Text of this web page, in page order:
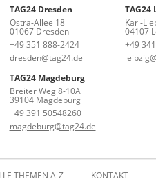
TAG24 Dresden
Ostra-Allee 18
01067 Dresden
+49 351 888-2424
dresden@tag24.de
TAG24
Karl-
04107
+49
TAG24 Magdeburg
Breiter Weg 8-10A
39104 Magdeburg
+49 391 50548260
magdeburg@tag24.de
THEMEN A-Z KONTAKT